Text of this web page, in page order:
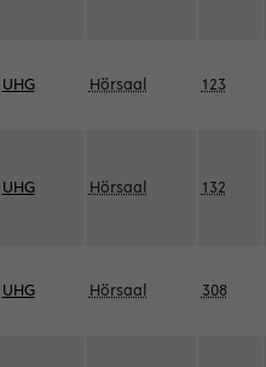
UHG Hörsaal 123
UHG Hörsaal 132
UHG Hörsaal 308